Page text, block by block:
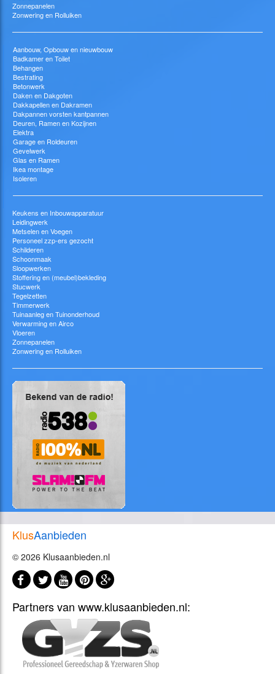
Zonnepanelen
Zonwering en Rolluiken
Aanbouw, Opbouw en nieuwbouw
Badkamer en Toilet
Behangen
Bestrating
Betonwerk
Daken en Dakgoten
Dakkapellen en Dakramen
Dakpannen vorsten kantpannen
Deuren, Ramen en Kozijnen
Elektra
Garage en Roldeuren
Gevelwerk
Glas en Ramen
Ikea montage
Isoleren
Keukens en Inbouwapparatuur
Leidingwerk
Metselen en Voegen
Personeel zzp-ers gezocht
Schilderen
Schoonmaak
Sloopwerken
Stoffering en (meubel)bekleding
Stucwerk
Tegelzetten
Timmerwerk
Tuinaanleg en Tuinonderhoud
Verwarming en Airco
Vloeren
Zonnepanelen
Zonwering en Rolluiken
KlusAanbieden
© 2026 Klusaanbieden.nl
Partners van www.klusaanbieden.nl: